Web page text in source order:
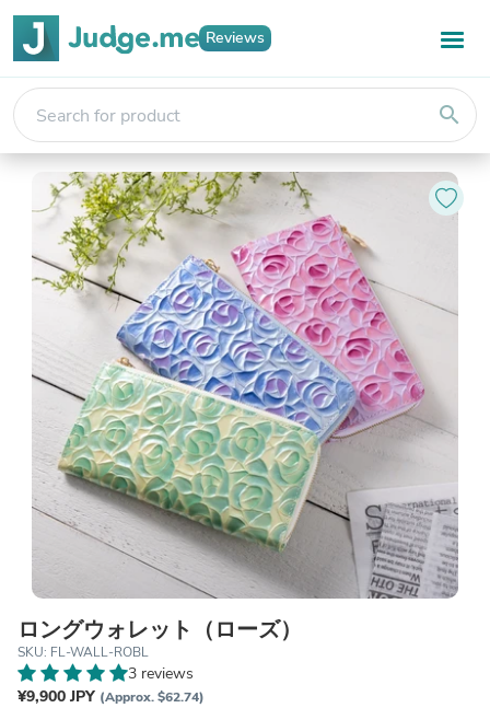
Reviews
search
ロングウォレット（ローズ）
SKU: FL-WALL-ROBL
3 reviews
¥9,900 JPY (Approx. $62.74)